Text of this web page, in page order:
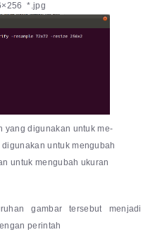
*.jpg
yang digunakan untuk me-
digunakan untuk mengubah
untuk mengubah ukuran
gambar tersebut menjadi
perintah